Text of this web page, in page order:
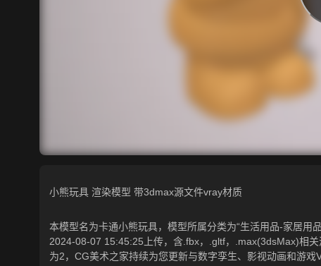
小熊玩具 渲染模型 带3dmax源文件vray材质
本模型名为卡通小熊玩具，模型所属分类为“生活用品-家居用
2024-08-07 15:45:25上传，含.fbx，.gltf，.max(3dsMax)相
为2，CG美术之家持续为您更新与数字孪生、影视动画和游戏